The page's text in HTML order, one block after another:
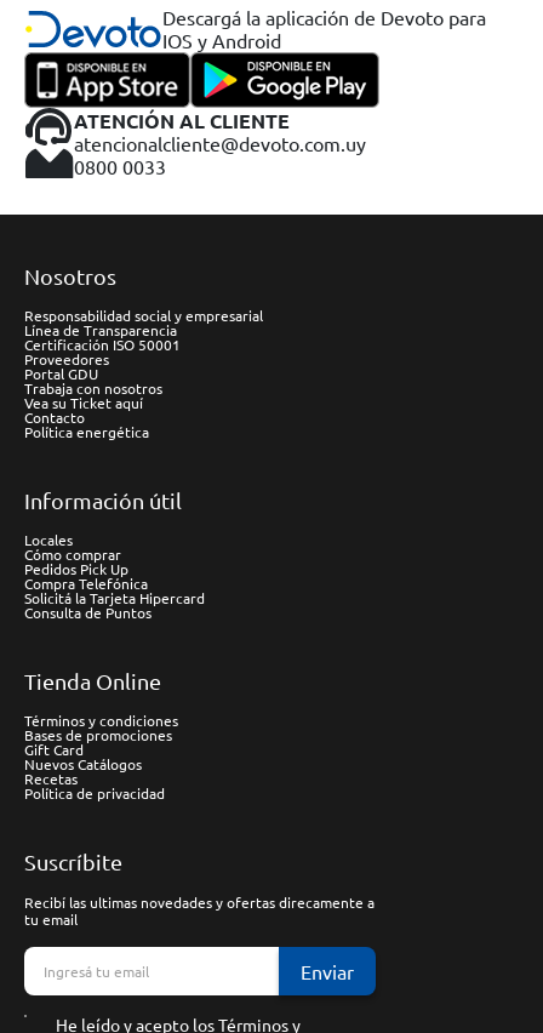
Descargá la aplicación de Devoto para
IOS y Android
ATENCIÓN AL CLIENTE
atencionalcliente@devoto.com.uy
0800 0033
Nosotros
Responsabilidad social y empresarial
Línea de Transparencia
Certificación ISO 50001
Proveedores
Portal GDU
Trabaja con nosotros
Vea su Ticket aquí
Contacto
Política energética
Información útil
Locales
Cómo comprar
Pedidos Pick Up
Compra Telefónica
Solicitá la Tarjeta Hipercard
Consulta de Puntos
Tienda Online
Términos y condiciones
Bases de promociones
Gift Card
Nuevos Catálogos
Recetas
Política de privacidad
Suscríbite
Recibí las ultimas novedades y ofertas direcamente a
tu email
Enviar
He leído y acepto losTérminos y